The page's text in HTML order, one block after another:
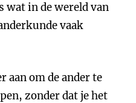
wat in de wereld van
vaak
aan om de ander te
zonder dat je het